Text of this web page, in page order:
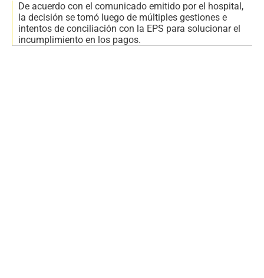
De acuerdo con el comunicado emitido por el hospital,
la decisión se tomó luego de múltiples gestiones e
intentos de conciliación con la EPS para solucionar el
incumplimiento en los pagos.